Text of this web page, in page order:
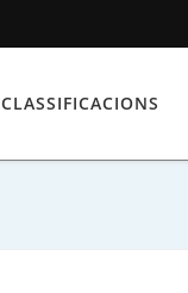
CLASSIFICACIONS